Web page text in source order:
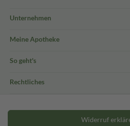
Unternehmen
Meine Apotheke
So geht's
Rechtliches
Widerruf